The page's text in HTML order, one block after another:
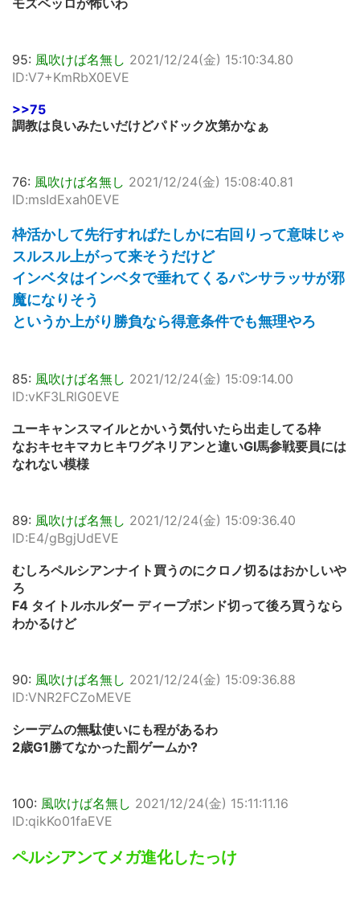
モズベッロが怖いわ
95: 風吹けば名無し 2021/12/24(金) 15:10:34.80
ID:V7+KmRbX0EVE
>>75
調教は良いみたいだけどパドック次第かなぁ
76: 風吹けば名無し 2021/12/24(金) 15:08:40.81
ID:msIdExah0EVE
枠活かして先行すればたしかに右回りって意味じゃ
スルスル上がって来そうだけど
インベタはインベタで垂れてくるパンサラッサが邪
魔になりそう
というか上がり勝負なら得意条件でも無理やろ
85: 風吹けば名無し 2021/12/24(金) 15:09:14.00
ID:vKF3LRlG0EVE
ユーキャンスマイルとかいう気付いたら出走してる枠
なおキセキマカヒキワグネリアンと違いGI馬参戦要員には
なれない模様
89: 風吹けば名無し 2021/12/24(金) 15:09:36.40
ID:E4/gBgjUdEVE
むしろペルシアンナイト買うのにクロノ切るはおかしいや
ろ
F4 タイトルホルダー ディープボンド切って後ろ買うなら
わかるけど
90: 風吹けば名無し 2021/12/24(金) 15:09:36.88
ID:VNR2FCZoMEVE
シーデムの無駄使いにも程があるわ
2歳G1勝てなかった罰ゲームか?
100: 風吹けば名無し 2021/12/24(金) 15:11:11.16
ID:qikKo01faEVE
ペルシアンてメガ進化したっけ